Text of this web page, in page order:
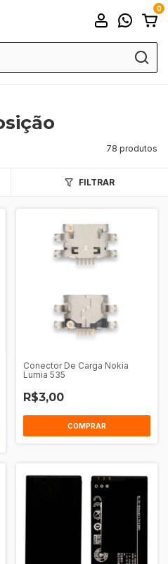
0
78 produtos
FILTRAR
Conector De Carga Nokia
Lumia 535
R$3,00